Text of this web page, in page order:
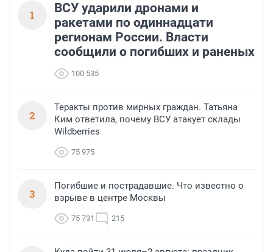
1
ВСУ ударили дронами и
ракетами по одиннадцати
регионам России. Власти
сообщили о погибших и раненых
100 535
2
Теракты против мирных граждан. Татьяна
Ким ответила, почему ВСУ атакует склады
Wildberries
75 975
3
Погибшие и пострадавшие. Что известно о
взрыве в центре Москвы
75 731 215